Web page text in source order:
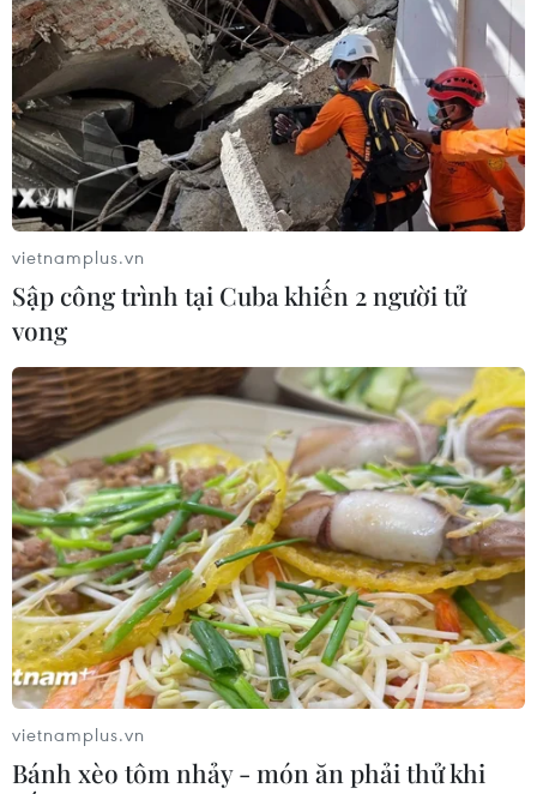
07/08/2026 02:00
Bánh xèo tôm nhảy - món ăn phải
thử khi đến Quy Nhơn
07/08/2026 00:00
NAPAS và KiotViet hợp tác mở rộng
hệ sinh thái thanh toán VietQR
06/08/2026 14:03
Xã Tây Giang khai mạc Ngày hội văn
hóa Cơ Tu lần thứ 1
06/08/2026 10:38
Chiêm ngưỡng vẻ đẹp kỳ vĩ
trên cung đường ven biển Khánh
Hòa
06/08/2026 09:40
vietnamplus.vn
Sập công trình tại Cuba khiến 2 người tử
vong
vietnamplus.vn
Bánh xèo tôm nhảy - món ăn phải thử khi